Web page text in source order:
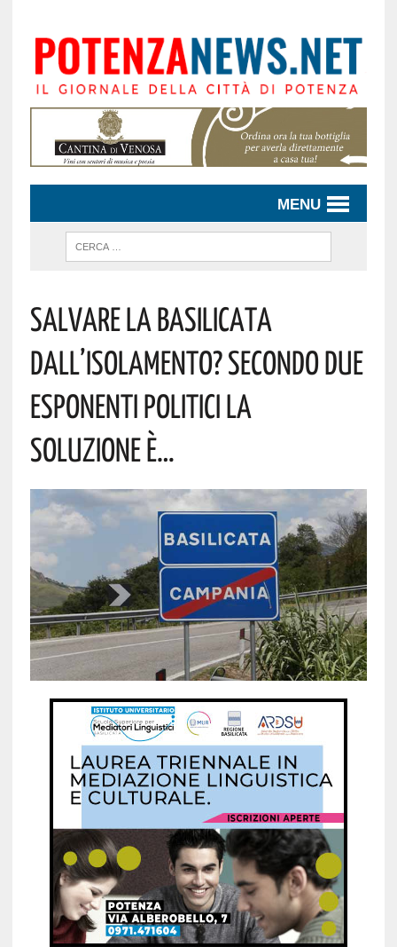
MENU
SALVARE LA BASILICATA
DALL’ISOLAMENTO? SECONDO DUE
ESPONENTI POLITICI LA
SOLUZIONE È…